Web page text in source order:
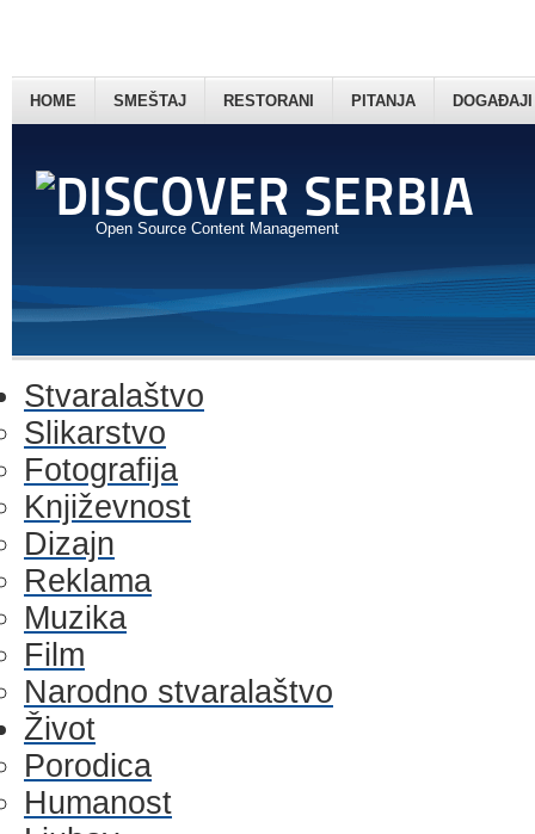
Open Source Content Management
HOME SMEŠTAJ RESTORANI PITANJA DOGAĐAJI
Stvaralaštvo
Slikarstvo
Fotografija
Književnost
Dizajn
Reklama
Muzika
Film
Narodno stvaralaštvo
Život
Porodica
Humanost